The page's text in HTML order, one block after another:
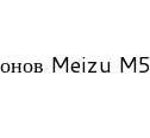
Meizu M5